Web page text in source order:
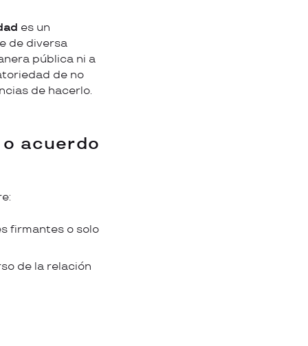
es un
de diversa
pública ni a
de no
de hacerlo.
o acuerdo
firmantes o solo
de la relación